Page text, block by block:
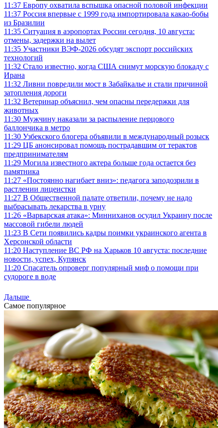
11:37 Европу охватила вспышка опасной половой инфекции
11:37 Россия впервые с 1999 года импортировала какао-бобы
из Бразилии
11:35 Ситуация в аэропортах России сегодня, 10 августа:
отмены, задержки на вылет
11:35 Участники ВЭФ-2026 обсудят экспорт российских
технологий
11:32 Стало известно, когда США снимут морскую блокаду с
Ирана
11:32 Ливни повредили мост в Забайкалье и стали причиной
затопления дороги
11:32 Ветеринар объяснил, чем опасны передержки для
животных
11:30 Мужчину наказали за распыление перцового
баллончика в метро
11:30 Узбекского блогера объявили в международный розыск
11:29 ЦБ анонсировал помощь пострадавшим от терактов
предпринимателям
11:29 Могила известного актера больше года остается без
памятника
11:27 «Постоянно нагибает вниз»: педагога заподозрили в
растлении лицеистки
11:27 В Общественной палате ответили, почему не надо
выбрасывать лекарства в урну
11:26 «Варварская атака»: Минниханов осудил Украину после
массовой гибели людей
11:23 В Сети появились кадры поимки украинского агента в
Херсонской области
11:20 Наступление ВС РФ на Харьков 10 августа: последние
новости, успех, Купянск
11:20 Спасатель опроверг популярный миф о помощи при
судороге в воде
Дальше
Самое популярное